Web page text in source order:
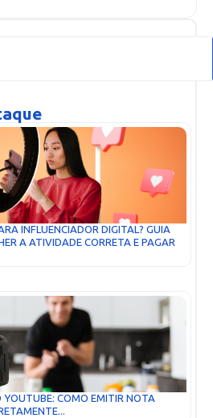
INFLUENCIADOR DIGITAL? GUIA
A ATIVIDADE CORRETA E PAGAR
YOUTUBE: COMO EMITIR NOTA